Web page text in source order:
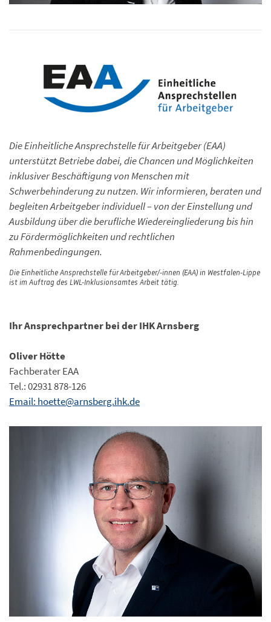
Die Einheitliche Ansprechstelle für Arbeitgeber (EAA)
unterstützt Betriebe dabei, die Chancen und Möglichkeiten
inklusiver Beschäftigung von Menschen mit
Schwerbehinderung zu nutzen. Wir informieren, beraten und
begleiten Arbeitgeber individuell – von der Einstellung und
Ausbildung über die berufliche Wiedereingliederung bis hin
zu Fördermöglichkeiten und rechtlichen
Rahmenbedingungen.
Die Einheitliche Ansprechstelle für Arbeitgeber/-innen (EAA) in Westfalen-Lippe
ist im Auftrag des LWL-Inklusionsamtes Arbeit tätig.
Ihr Ansprechpartner bei der IHK Arnsberg
Oliver Hötte
Fachberater EAA
Tel.: 02931 878-126
Email: hoette@arnsberg.ihk.de